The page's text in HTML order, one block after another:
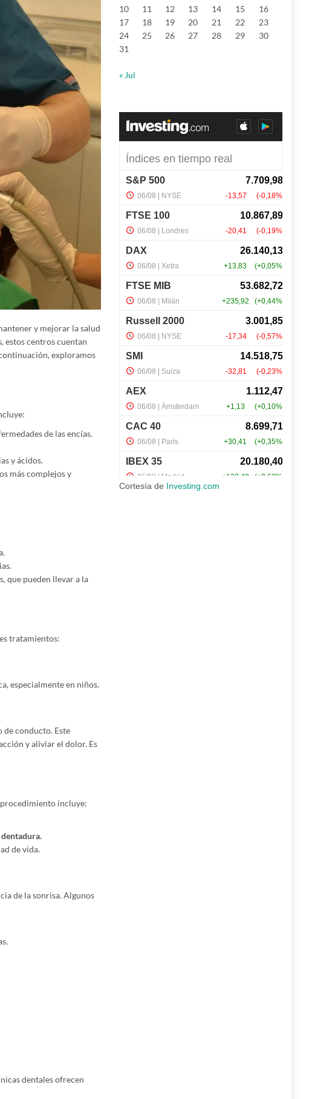
y mejorar la salud
estos centros cuentan
exploramos
de las encías.
y ácidos.
más complejos y
que pueden llevar a la
tratamientos:
especialmente en niños.
de conducto. Este
y aliviar el dolor. Es
incluye:
de vida.
de la sonrisa. Algunos
dentales ofrecen
10
11 12 13 14 15
16
17
18 19 20 21 22
23
24
25 26 27 28 29
30
31
« Jul
Cortesía de Investing.com